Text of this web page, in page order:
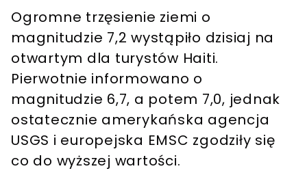
Ogromne trzęsienie ziemi o
magnitudzie 7,2 wystąpiło dzisiaj na
otwartym dla turystów Haiti.
Pierwotnie informowano o
magnitudzie 6,7, a potem 7,0, jednak
ostatecznie amerykańska agencja
USGS i europejska EMSC zgodziły się
co do wyższej wartości.